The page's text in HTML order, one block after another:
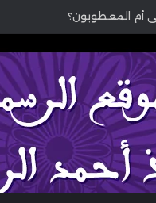
أم المعطوبون؟